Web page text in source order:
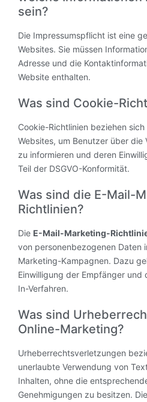
sein?
Die Impressumspflicht ist eine
Websites. Sie müssen
Adresse und die
Website enthalten.
Was sind Cookie-
Cookie-Richtlinien beziehen
Websites, um Benutzer über die
zu informieren und deren
Teil der DSGVO-Konformität.
Was sind die E-Mail-
Richtlinien?
Die E-Mail-Marketing-
von personenbezogenen Daten
Marketing-Kampagnen. Dazu
Einwilligung der Empfänger
In-Verfahren.
Was sind
Online-Marketing?
Urheberrechtsverletzungen
unerlaubte Verwendung von
Inhalten, ohne die
Genehmigungen zu besitzen.